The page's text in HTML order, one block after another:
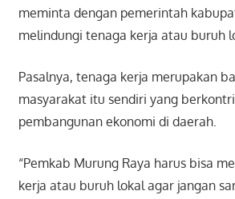
meminta dengan pemerintah
melindungi tenaga kerja atau buruh
Pasalnya, tenaga kerja merupakan
masyarakat itu sendiri yang
pembangunan ekonomi di daerah.
“Pemkab Murung Raya harus bisa
kerja atau buruh lokal agar jangan